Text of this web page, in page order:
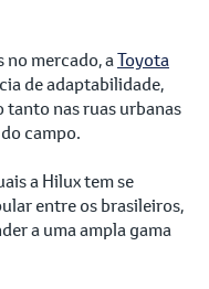
no mercado, aToyota
de adaptabilidade,
nas ruas urbanas
campo.
a Hilux tem se
entre os brasileiros,
a uma ampla gama